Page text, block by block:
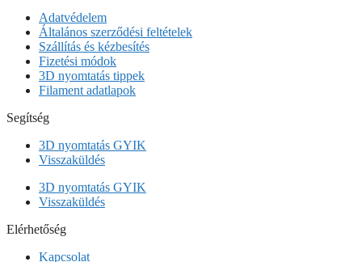
Adatvédelem
Általános szerződési feltételek
Szállítás és kézbesítés
Fizetési módok
3D nyomtatás tippek
Filament adatlapok
Segítség
3D nyomtatás GYIK
Visszaküldés
3D nyomtatás GYIK
Visszaküldés
Elérhetőség
Kapcsolat